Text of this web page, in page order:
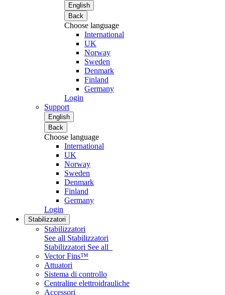
English
Back
Choose language
International
UK
Norway
Sweden
Denmark
Finland
Germany
Login
Support
English
Back
Choose language
International
UK
Norway
Sweden
Denmark
Finland
Germany
Login
Stabilizzatori
Stabilizzatori
See all Stabilizzatori
Stabilizzatori See all
Vector Fins™
Attuatori
Sistema di controllo
Centraline elettroidrauliche
Accessori